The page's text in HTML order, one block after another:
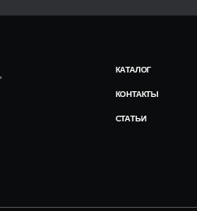
КАТАЛОГ
КОНТАКТЫ
СТАТЬИ